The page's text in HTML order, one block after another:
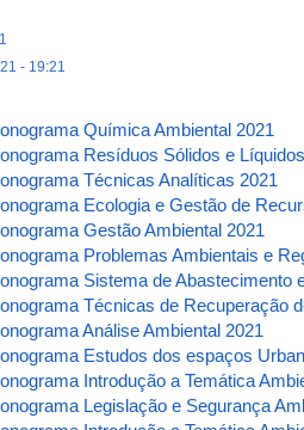
- 19:21
Química Ambiental 2021
Resíduos Sólidos e
Técnicas Analíticas 2021
Ecologia e Gestão de
Gestão Ambiental 2021
Problemas Ambientais e
Sistema de Abastecimento
Técnicas de Recuperação
Análise Ambiental 2021
Estudos dos espaços
Introdução a Temática
Legislação e Segurança